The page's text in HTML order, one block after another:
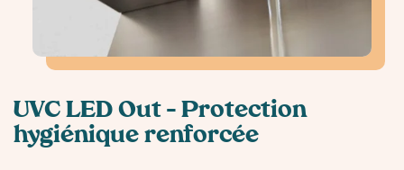
UVC LED Out – Protection
hygiénique renforcée